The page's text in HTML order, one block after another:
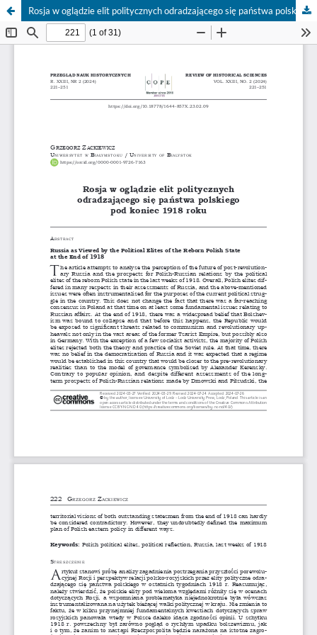
Rosja w oglądzie elit politycznych odradzającego się państwa polskiego pod koniec 1918 roku